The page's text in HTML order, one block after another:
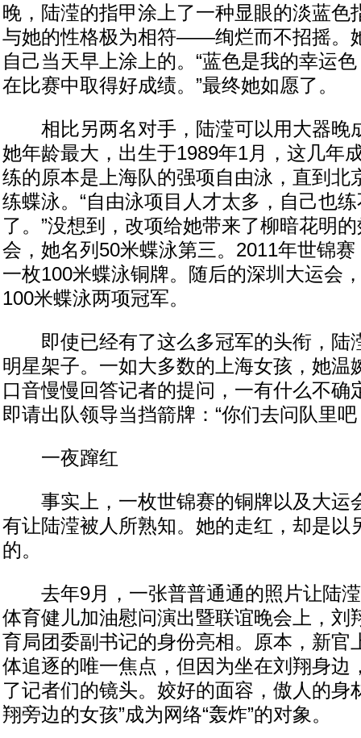
晚，陆滢的指甲涂上了一种显眼的淡蓝色
与她的性格极为相符——绚烂而不招摇。
自己当天早上涂上的。“蓝色是我的幸运
在比赛中取得好成绩。”最终她如愿了。
相比另两名对手，陆滢可以用大器晚
她年龄最大，出生于1989年1月，这几年
练的原本是上海队的强项自由泳，直到北
练蝶泳。“自由泳项目人才太多，自己也
了。”没想到，改项给她带来了柳暗花明
会，她名列50米蝶泳第三。2011年世锦
一枚100米蝶泳铜牌。随后的深圳大运会
100米蝶泳两项冠军。
即使已经有了这么多冠军的头衔，陆
明星架子。一如大多数的上海女孩，她温
口音慢慢回答记者的提问，一有什么不确
即请出队领导当挡箭牌：“你们去问队里
一夜蹿红
事实上，一枚世锦赛的铜牌以及大运
有让陆滢被人所熟知。她的走红，却是以
的。
去年9月，一张普普通通的照片让陆滢
体育健儿加油慰问演出暨联谊晚会上，刘
育局团委副书记的身份亮相。原本，新官
体追逐的唯一焦点，但因为坐在刘翔身边
了记者们的镜头。姣好的面容，傲人的身
翔旁边的女孩”成为网络“轰炸”的对象。